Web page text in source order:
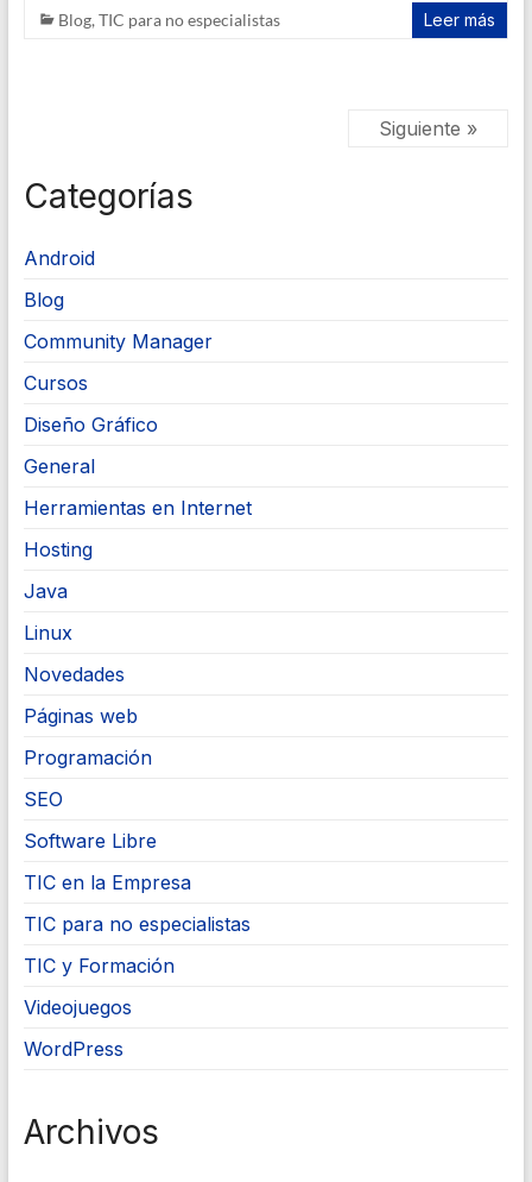
Blog, TIC para no especialistas Leer más
Siguiente »
Categorías
Android
Blog
Community Manager
Cursos
Diseño Gráfico
General
Herramientas en Internet
Hosting
Java
Linux
Novedades
Páginas web
Programación
SEO
Software Libre
TIC en la Empresa
TIC para no especialistas
TIC y Formación
Videojuegos
WordPress
Archivos